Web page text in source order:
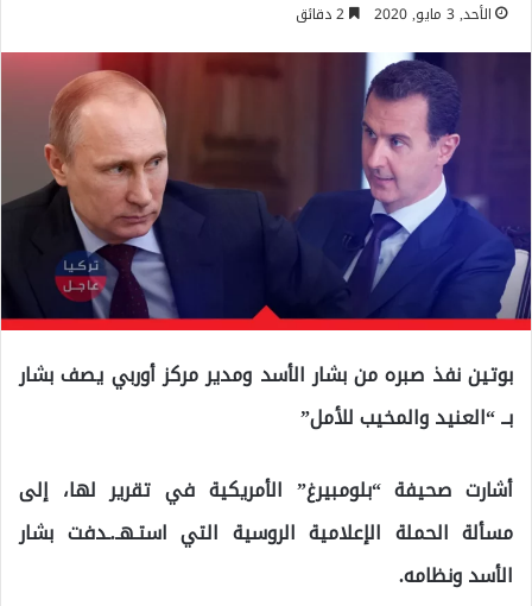
الأحد, 3 مايو, 2020
بوتين نفذ صبره من بشار الأسد ومدير مركز أوربي يصف بشار
بــ “العنيد والمخيب للأمل”
أشارت صحيفة “بلومبيرغ” الأمريكية في تقرير لها، إلى
مسألة الحملة الإعلامية الروسية التي استـهـ.ـدفت بشار
الأسد ونظامه.